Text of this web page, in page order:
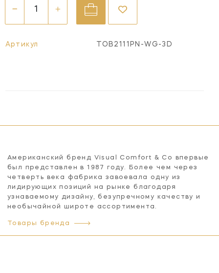
Артикул TOB2111PN-WG-3D
Американский бренд Visual Comfort & Co впервые
был представлен в 1987 году. Более чем через
четверть века фабрика завоевала одну из
лидирующих позиций на рынке благодаря
узнаваемому дизайну, безупречному качеству и
необычайной широте ассортимента.
Товары бренда